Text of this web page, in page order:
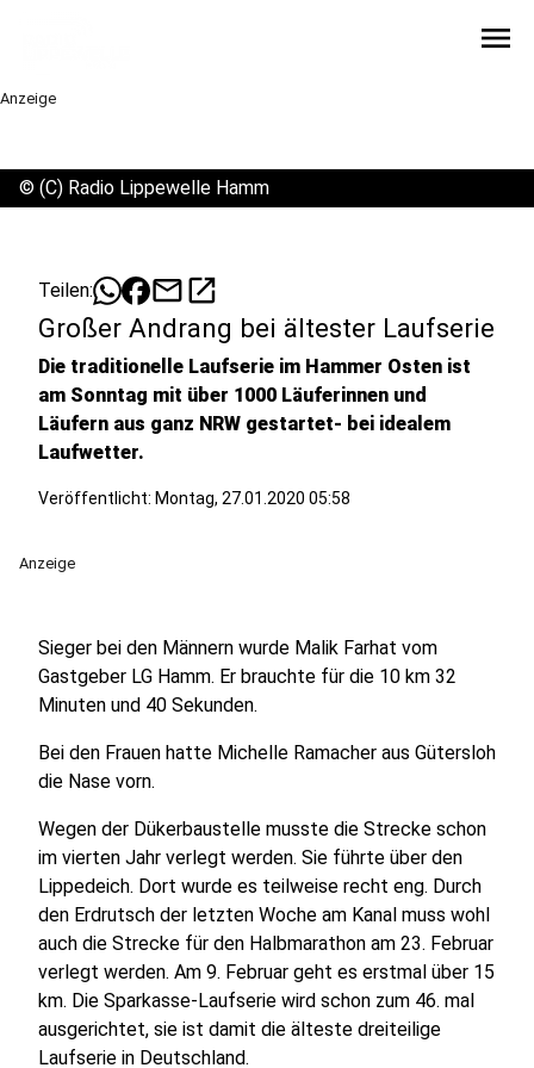
menu
Anzeige
© (C) Radio Lippewelle Hamm
Teilen: mailopen_in_new
Großer Andrang bei ältester Laufserie
Die traditionelle Laufserie im Hammer Osten ist
am Sonntag mit über 1000 Läuferinnen und
Läufern aus ganz NRW gestartet- bei idealem
Laufwetter.
Veröffentlicht: Montag, 27.01.2020 05:58
Anzeige
Sieger bei den Männern wurde Malik Farhat vom
Gastgeber LG Hamm. Er brauchte für die 10 km 32
Minuten und 40 Sekunden.
Bei den Frauen hatte Michelle Ramacher aus Gütersloh
die Nase vorn.
Wegen der Dükerbaustelle musste die Strecke schon
im vierten Jahr verlegt werden. Sie führte über den
Lippedeich. Dort wurde es teilweise recht eng. Durch
den Erdrutsch der letzten Woche am Kanal muss wohl
auch die Strecke für den Halbmarathon am 23. Februar
verlegt werden. Am 9. Februar geht es erstmal über 15
km. Die Sparkasse-Laufserie wird schon zum 46. mal
ausgerichtet, sie ist damit die älteste dreiteilige
Laufserie in Deutschland.